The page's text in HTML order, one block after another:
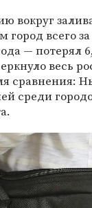
вокруг
город всего
— потерял
весь
сравнения:
среди